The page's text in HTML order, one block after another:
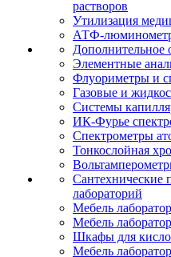
растворов
Утилизация
АТФ-
Дополнительное
Элементные
Флуориметры и
Газовые и
Системы
ИК-Фурье
Спектрометры
Тонкослойная
Сантехнические
лабораторий
Мебель
Мебель
Шкафы для
Мебель